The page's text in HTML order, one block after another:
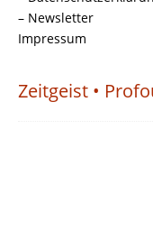
– Newsletter
Impressum
Zeitgeist •